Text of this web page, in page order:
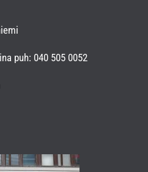
puh: 040 505 0052